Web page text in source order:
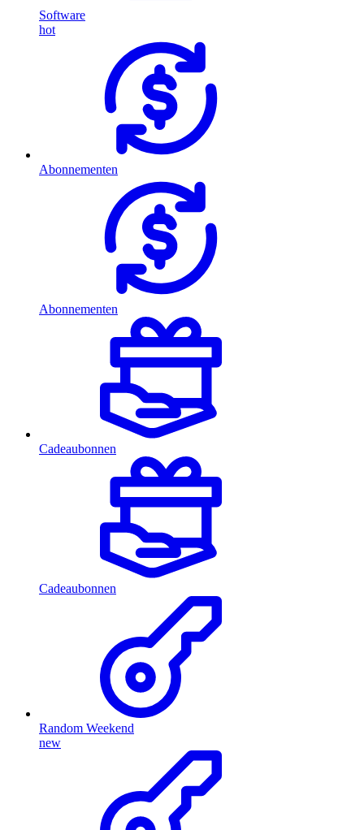
Software
hot
Abonnementen
Abonnementen
Cadeaubonnen
Cadeaubonnen
Random Weekend
new